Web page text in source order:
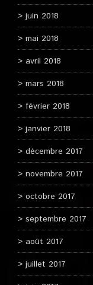
juin 2018
mai 2018
avril 2018
mars 2018
février 2018
janvier 2018
décembre 2017
novembre 2017
octobre 2017
septembre 2017
août 2017
juillet 2017